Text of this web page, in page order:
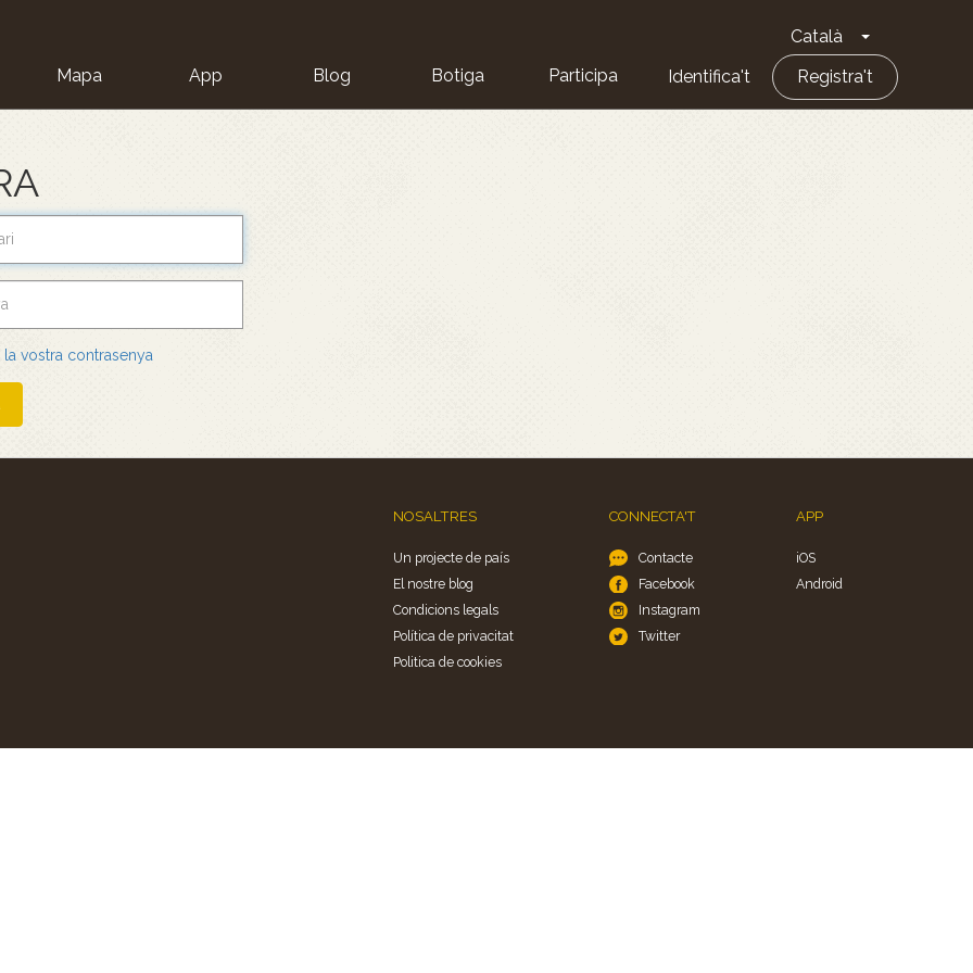
Català Toggle
Mapa App Blog Botiga Participa Identifica't Registra't
la vostra contrasenya
NOSALTRES
Un projecte de país
El nostre blog
Condicions legals
Política de privacitat
Politica de cookies
CONNECTA'T
Contacte
Facebook
Instagram
Twitter
APP
iOS
Android